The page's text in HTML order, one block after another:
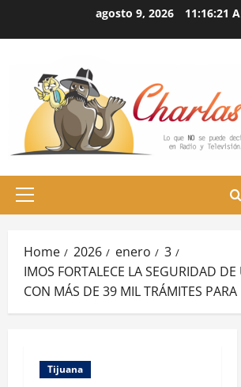
agosto 9, 2026 11:16:22
Primary
Home 2026 enero
3
IMOS FORTALECE LA SEGURIDAD DE
CON MÁS DE 39 MIL TRÁMITES PARA
Tijuana